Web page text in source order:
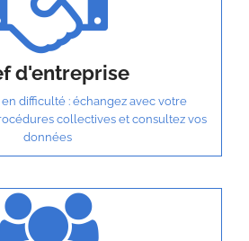
d'entreprise
difficulté : échangez avec votre
collectives et consultez vos
données